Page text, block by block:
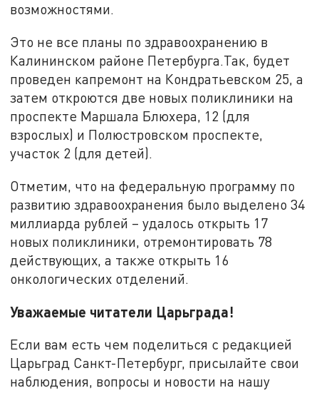
возможностями.
Это не все планы по здравоохранению в
Калининском районе Петербурга.Так, будет
проведен капремонт на Кондратьевском 25, а
затем откроются две новых поликлиники на
проспекте Маршала Блюхера, 12 (для
взрослых) и Полюстровском проспекте,
участок 2 (для детей).
Отметим, что на федеральную программу по
развитию здравоохранения было выделено 34
миллиарда рублей – удалось открыть 17
новых поликлиники, отремонтировать 78
действующих, а также открыть 16
онкологических отделений.
Уважаемые читатели Царьграда!
Если вам есть чем поделиться с редакцией
Царьград Санкт-Петербург, присылайте свои
наблюдения, вопросы и новости на нашу